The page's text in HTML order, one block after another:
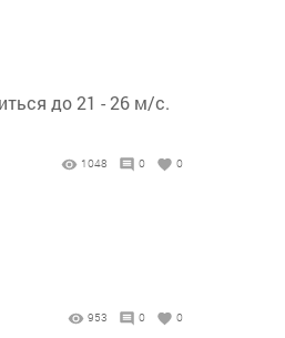
до 21 - 26 м/с.
1048 0 0
953 0 0